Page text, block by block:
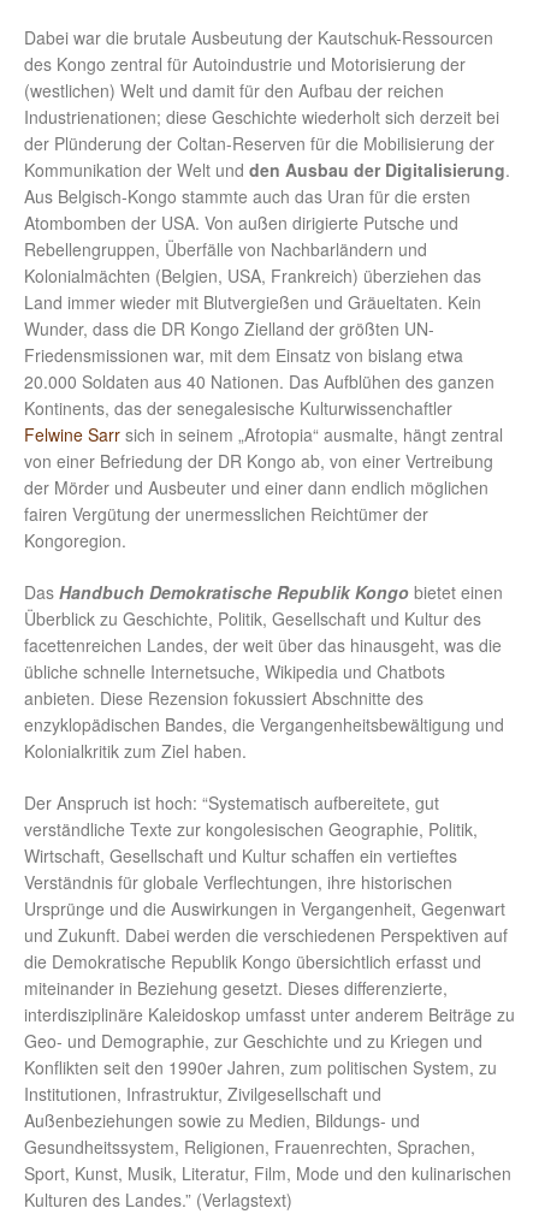
Dabei war die brutale Ausbeutung der Kautschuk-Ressourcen
des Kongo zentral für Autoindustrie und Motorisierung der
(westlichen) Welt und damit für den Aufbau der reichen
Industrienationen; diese Geschichte wiederholt sich derzeit bei
der Plünderung der Coltan-Reserven für die Mobilisierung der
Kommunikation der Welt und den Ausbau der Digitalisierung.
Aus Belgisch-Kongo stammte auch das Uran für die ersten
Atombomben der USA. Von außen dirigierte Putsche und
Rebellengruppen, Überfälle von Nachbarländern und
Kolonialmächten (Belgien, USA, Frankreich) überziehen das
Land immer wieder mit Blutvergießen und Gräueltaten. Kein
Wunder, dass die DR Kongo Zielland der größten UN-
Friedensmissionen war, mit dem Einsatz von bislang etwa
20.000 Soldaten aus 40 Nationen. Das Aufblühen des ganzen
Kontinents, das der senegalesische Kulturwissenchaftler
Felwine Sarr sich in seinem „Afrotopia“ ausmalte, hängt zentral
von einer Befriedung der DR Kongo ab, von einer Vertreibung
der Mörder und Ausbeuter und einer dann endlich möglichen
fairen Vergütung der unermesslichen Reichtümer der
Kongoregion.
Das Handbuch Demokratische Republik Kongo bietet einen
Überblick zu Geschichte, Politik, Gesellschaft und Kultur des
facettenreichen Landes, der weit über das hinausgeht, was die
übliche schnelle Internetsuche, Wikipedia und Chatbots
anbieten. Diese Rezension fokussiert Abschnitte des
enzyklopädischen Bandes, die Vergangenheitsbewältigung und
Kolonialkritik zum Ziel haben.
Der Anspruch ist hoch: “Systematisch aufbereitete, gut
verständliche Texte zur kongolesischen Geographie, Politik,
Wirtschaft, Gesellschaft und Kultur schaffen ein vertieftes
Verständnis für globale Verflechtungen, ihre historischen
Ursprünge und die Auswirkungen in Vergangenheit, Gegenwart
und Zukunft. Dabei werden die verschiedenen Perspektiven auf
die Demokratische Republik Kongo übersichtlich erfasst und
miteinander in Beziehung gesetzt. Dieses differenzierte,
interdisziplinäre Kaleidoskop umfasst unter anderem Beiträge zu
Geo- und Demographie, zur Geschichte und zu Kriegen und
Konflikten seit den 1990er Jahren, zum politischen System, zu
Institutionen, Infrastruktur, Zivilgesellschaft und
Außenbeziehungen sowie zu Medien, Bildungs- und
Gesundheitssystem, Religionen, Frauenrechten, Sprachen,
Sport, Kunst, Musik, Literatur, Film, Mode und den kulinarischen
Kulturen des Landes.” (Verlagstext)